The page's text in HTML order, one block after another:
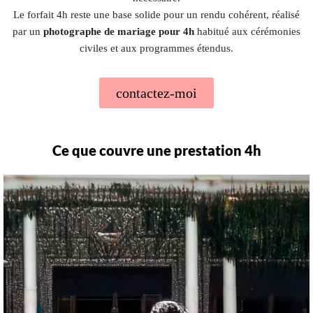
Le forfait 4h reste une base solide pour un rendu cohérent, réalisé
par un photographe de mariage pour 4h habitué aux cérémonies
civiles et aux programmes étendus.
contactez-moi
Ce que couvre une prestation 4h